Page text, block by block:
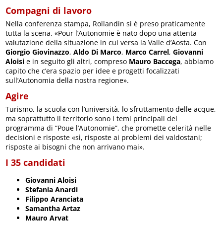
Compagni di lavoro
Nella conferenza stampa, Rollandin si è preso praticamente
tutta la scena. «Pour l’Autonomie è nato dopo una attenta
valutazione della situazione in cui versa la Valle d’Aosta. Con
Giorgio Giovinazzo, Aldo Di Marco, Marco Carrel,Giovanni
Aloisi e in seguito gli altri, compreso Mauro Baccega, abbiamo
capito che c’era spazio per idee e progetti focalizzati
sull’Autonomia della nostra regione».
Agire
Turismo, la scuola con l’università, lo sfruttamento delle acque,
ma soprattutto il territorio sono i temi principali del
programma di “Poue l’Autonomie”, che promette celerità nelle
decisioni e risposte «sì, risposte ai problemi dei valdostani;
risposte ai bisogni che non arrivano mai».
I 35 candidati
Giovanni Aloisi
Stefania Anardi
Filippo Aranciata
Samantha Artaz
Mauro Arvat